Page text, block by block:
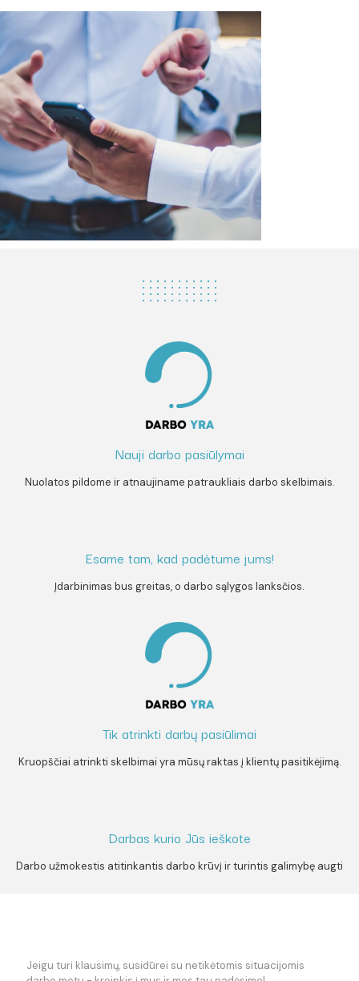
Nauji darbo pasiūlymai
Nuolatos pildome ir atnaujiname patraukliais darbo skelbimais.
Esame tam, kad padėtume jums!
Įdarbinimas bus greitas, o darbo sąlygos lanksčios.
Tik atrinkti darbų pasiūlimai
Kruopščiai atrinkti skelbimai yra mūsų raktas į klientų pasitikėjimą.
Darbas kurio Jūs ieškote
Darbo užmokestis atitinkantis darbo krūvį ir turintis galimybę augti
Jeigu turi klausimų, susidūrei su netikėtomis situacijomis